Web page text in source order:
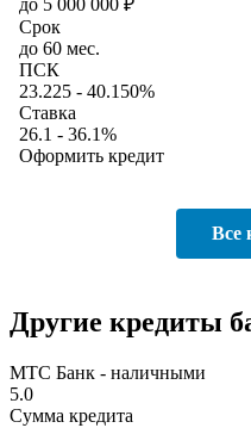
Срок
до 60 мес.
ПСК
23.225 - 40.150%
Ставка
26.1 - 36.1%
Оформить кредит
Все
Другие кредиты
МТС Банк - наличными
5.0
Сумма кредита